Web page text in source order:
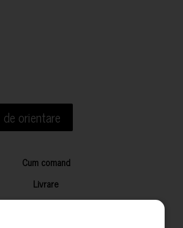
orientare
Cum comand
Livrare
Returnarea produselor